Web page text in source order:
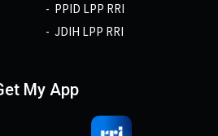
PPID LPP RRI
JDIH LPP RRI
My App